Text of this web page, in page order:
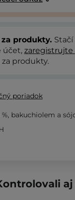
produkty. Stačí
účet, zaregistrujte
produkty.
poriadok
bakuchiolem a
aj